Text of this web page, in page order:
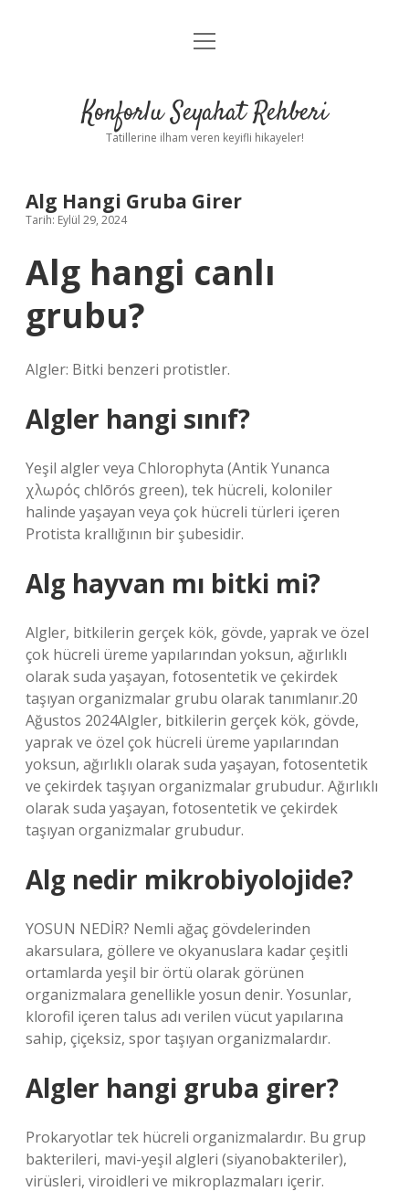
Anasayfa
Yasal Uyarı
menüyü
Konforlu Seyahat Rehberi
Tatillerine ilham veren keyifli hikayeler!
Alg Hangi Gruba Girer
Tarih: Eylül 29, 2024
Alg hangi canlı
grubu?
Algler: Bitki benzeri protistler.
Algler hangi sınıf?
Yeşil algler veya Chlorophyta (Antik Yunanca
χλωρός chlōrós green), tek hücreli, koloniler
halinde yaşayan veya çok hücreli türleri içeren
Protista krallığının bir şubesidir.
Alg hayvan mı bitki mi?
Algler, bitkilerin gerçek kök, gövde, yaprak ve özel
çok hücreli üreme yapılarından yoksun, ağırlıklı
olarak suda yaşayan, fotosentetik ve çekirdek
taşıyan organizmalar grubu olarak tanımlanır.20
Ağustos 2024Algler, bitkilerin gerçek kök, gövde,
yaprak ve özel çok hücreli üreme yapılarından
yoksun, ağırlıklı olarak suda yaşayan, fotosentetik
ve çekirdek taşıyan organizmalar grubudur. Ağırlıklı
olarak suda yaşayan, fotosentetik ve çekirdek
taşıyan organizmalar grubudur.
Alg nedir mikrobiyolojide?
YOSUN NEDİR? Nemli ağaç gövdelerinden
akarsulara, göllere ve okyanuslara kadar çeşitli
ortamlarda yeşil bir örtü olarak görünen
organizmalara genellikle yosun denir. Yosunlar,
klorofil içeren talus adı verilen vücut yapılarına
sahip, çiçeksiz, spor taşıyan organizmalardır.
Algler hangi gruba girer?
Prokaryotlar tek hücreli organizmalardır. Bu grup
bakterileri, mavi-yeşil algleri (siyanobakteriler),
virüsleri, viroidleri ve mikroplazmaları içerir.